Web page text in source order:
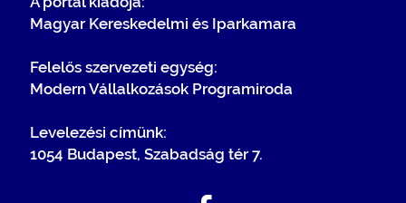
Magyar Kereskedelmi és Iparkamara
Felelős szervezeti egység:
Modern Vállalkozások Programiroda
Levelezési címünk:
1054 Budapest, Szabadság tér 7.